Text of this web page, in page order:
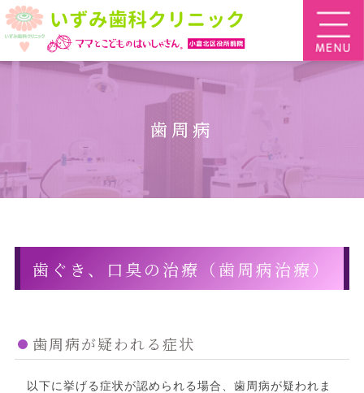
歯周病
歯ぐき、口臭の治療（歯周病治療）
歯周病が疑われる症状
以下に挙げる症状が認められる場合、歯周病が疑われま